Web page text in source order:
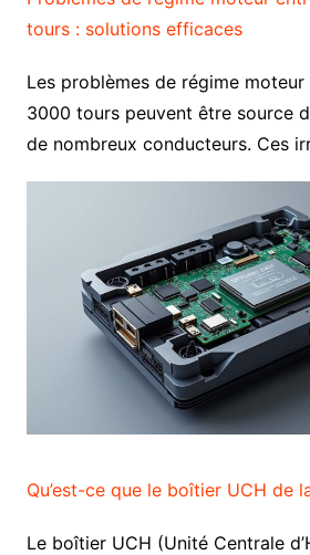
tours : solutions efficaces
Les problèmes de régime
3000 tours peuvent être source
de nombreux conducteurs. Ces
Qu’est-ce que le boîtier UCH de
Le boîtier UCH (Unité Centrale